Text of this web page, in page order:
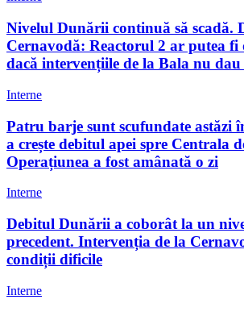
Nivelul Dunării continuă să scadă.
Cernavodă: Reactorul 2 ar putea fi
dacă intervențiile de la Bala nu dau
Interne
Patru barje sunt scufundate astăzi
a crește debitul apei spre Centrala
Operațiunea a fost amânată o zi
Interne
Debitul Dunării a coborât la un
precedent. Intervenția de la
condiții dificile
Interne